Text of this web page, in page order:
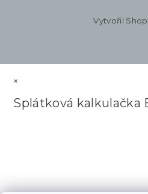
Vytvořil
×
Splátková kalkulačka